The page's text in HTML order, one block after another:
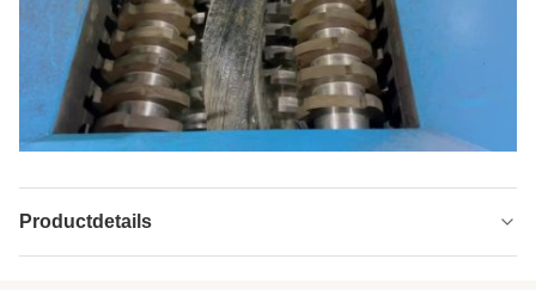
Productdetails